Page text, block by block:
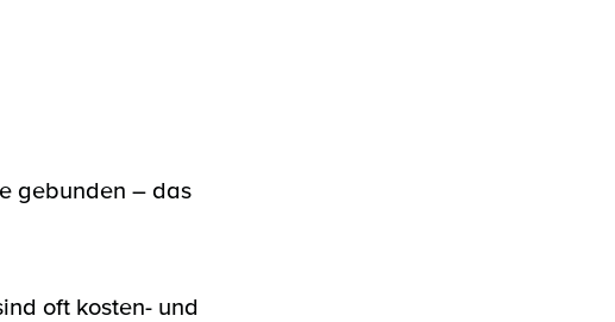
gebunden – das
oft kosten- und